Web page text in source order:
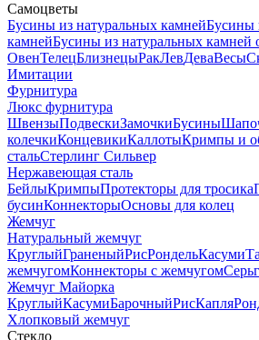
Самоцветы
Бусины из натуральных камнейБусины
камнейБусины из натуральных камней
ОвенТелецБлизнецыРакЛевДеваВесы
Имитации
Фурнитура
Люкс фурнитура
ШвензыПодвескиЗамочкиБусины
колечкиКонцевикиКаллотыКримпы и
стальСтерлинг Сильвер
Нержавеющая сталь
БейлыКримпыПротекторы для тросика
бусинКоннекторыОсновы для колец
Жемчуг
Натуральный жемчуг
КруглыйГраненыйРисРондельКасуми
жемчугомКоннекторы с жемчугом
Жемчуг Майорка
КруглыйКасумиБарочныйРисКапля
Хлопковый жемчуг
Стекло